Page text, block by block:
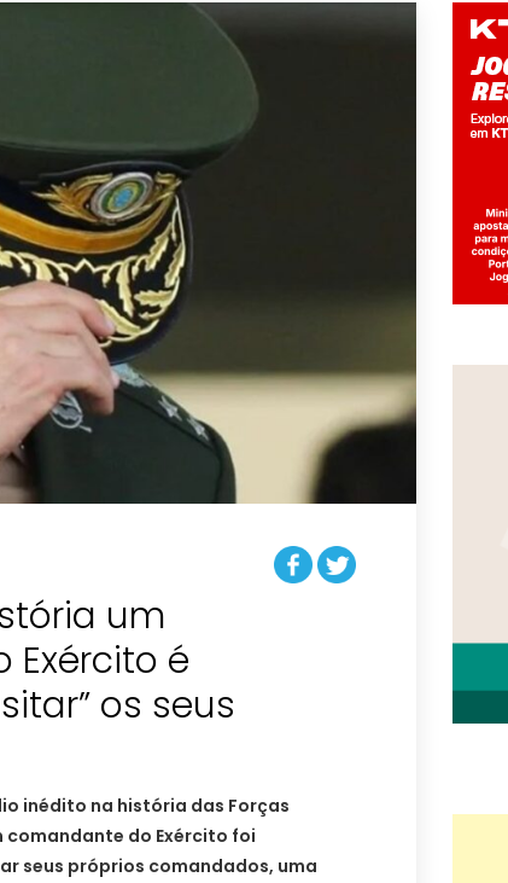
um
é
os seus
inédito na história das Forças
comandante do Exército foi
seus próprios comandados, uma